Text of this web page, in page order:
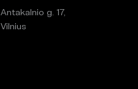
Antakalnio g. 17,
Vilnius